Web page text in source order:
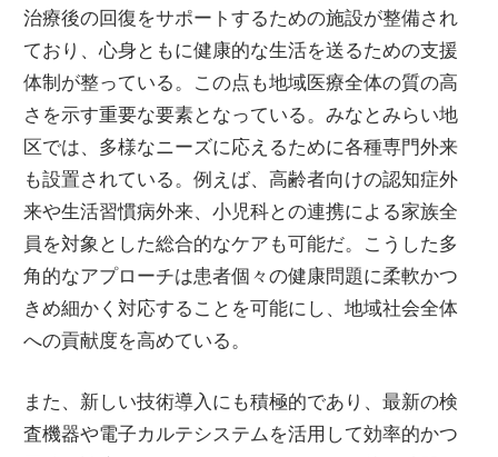
治療後の回復をサポートするための施設が整備され
ており、心身ともに健康的な生活を送るための支援
体制が整っている。この点も地域医療全体の質の高
さを示す重要な要素となっている。みなとみらい地
区では、多様なニーズに応えるために各種専門外来
も設置されている。例えば、高齢者向けの認知症外
来や生活習慣病外来、小児科との連携による家族全
員を対象とした総合的なケアも可能だ。こうした多
角的なアプローチは患者個々の健康問題に柔軟かつ
きめ細かく対応することを可能にし、地域社会全体
への貢献度を高めている。
また、新しい技術導入にも積極的であり、最新の検
査機器や電子カルテシステムを活用して効率的かつ